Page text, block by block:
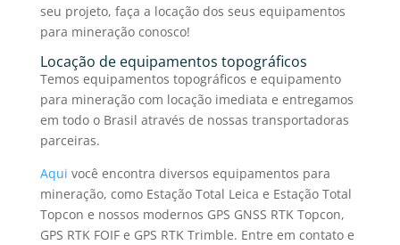
seu projeto, faça a locação dos seus equipamentos
para mineraçãoconosco!
Locação de equipamentos topográficos
Temos equipamentos topográficos e equipamento
para mineração com locação imediata e entregamos
em todo o Brasil através de nossas transportadoras
parceiras.
Aqui você encontra diversos equipamentos para
mineração, como Estação Total Leica e Estação Total
Topcon e nossos modernos GPS GNSS RTK Topcon,
GPS RTK FOIF e GPS RTK Trimble. Entre em contato e